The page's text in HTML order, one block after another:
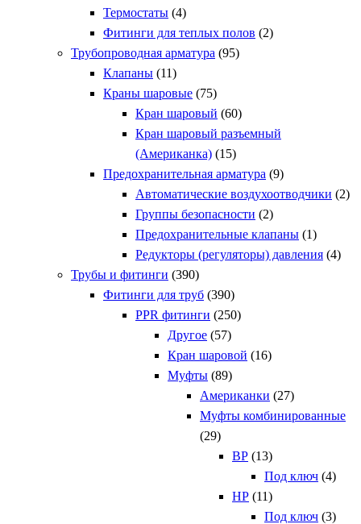
Термостаты (4)
Фитинги для теплых полов (2)
Трубопроводная арматура (95)
Клапаны (11)
Краны шаровые (75)
Кран шаровый (60)
Кран шаровый разъемный
(Американка) (15)
Предохранительная арматура (9)
Автоматические воздухоотводчики (2)
Группы безопасности (2)
Предохранительные клапаны (1)
Редукторы (регуляторы) давления (4)
Трубы и фитинги (390)
Фитинги для труб (390)
PPR фитинги (250)
Другое (57)
Кран шаровой (16)
Муфты (89)
Американки (27)
Муфты комбинированные
(29)
ВР (13)
Под ключ (4)
НР (11)
Под ключ (3)